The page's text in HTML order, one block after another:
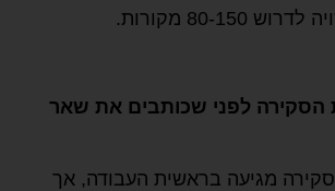
150 מקורות.
הסקירה לפני שכותבים את שאר
מגיעה בראשית העבודה, אך